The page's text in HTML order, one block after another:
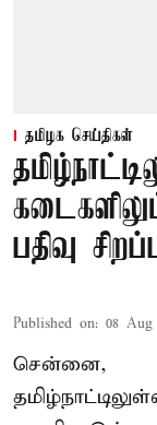
தமிழக செய்திகள்
பதிவு
Published on: 08 Aug
சென்னை,